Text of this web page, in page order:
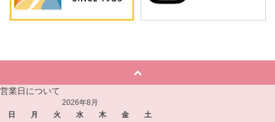
営業日について
2026年8月
日
月 火 水 木 金
土